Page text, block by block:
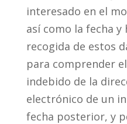
interesado en el
así como la fecha
recogida de estos
para comprender
indebido de la
electrónico de un
fecha posterior, y